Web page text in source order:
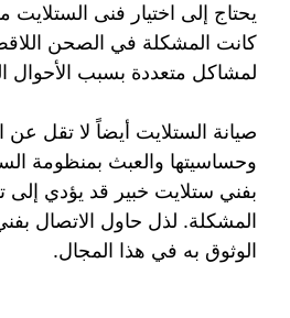
يحتاج إلى اختيار فنى
كانت المشكلة في الصحن
لمشاكل متعددة بسبب الأحوال
صيانة الستلايت أيضاً لا تقل عن
وحساسيتها والعبث بمنظومة
بفني ستلايت خبير قد يؤدي إلى
المشكلة. لذل حاول الاتصال
الوثوق به في هذا المجال.